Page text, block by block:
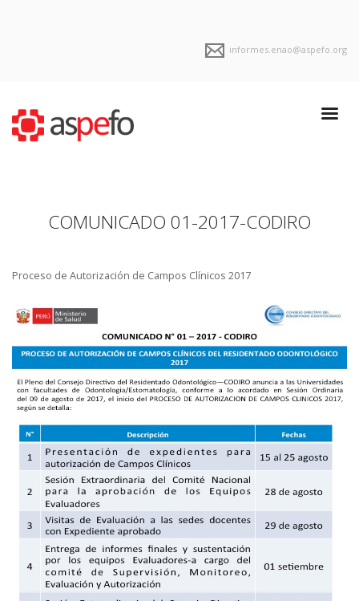
informes.enao@aspefo.org
COMUNICADO 01-2017-CODIRO
Proceso de Autorización de Campos Clínicos 2017